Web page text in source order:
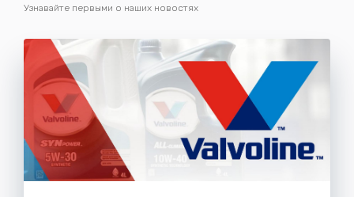
Узнавайте первыми о наших новостях